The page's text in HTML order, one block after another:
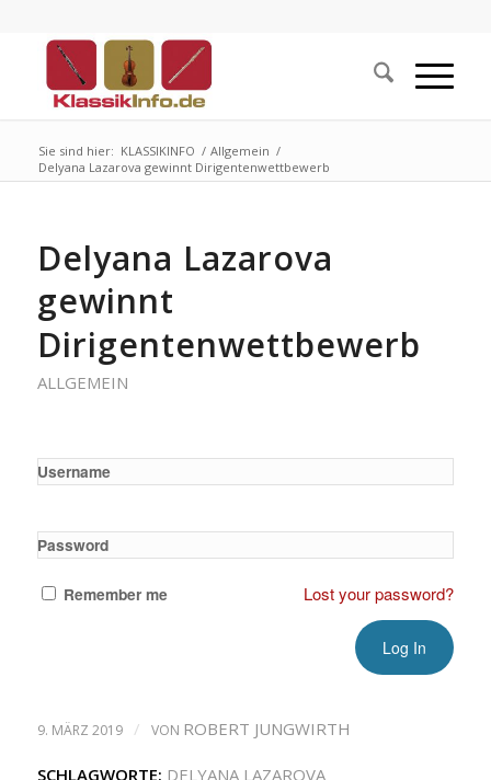
Sie sind hier: KLASSIKINFO / Allgemein /
Delyana Lazarova gewinnt Dirigentenwettbewerb
Delyana Lazarova
gewinnt
Dirigentenwettbewerb
ALLGEMEIN
Username
Password
Remember me Lost your password?
9. MÄRZ 2019 / VON ROBERT JUNGWIRTH
SCHLAGWORTE: DELYANA LAZAROVA